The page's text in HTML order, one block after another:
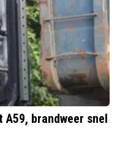
brandweer snel